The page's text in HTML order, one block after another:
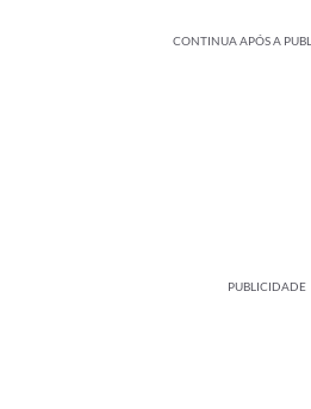
CONTINUA APÓS A
PUBLICIDADE